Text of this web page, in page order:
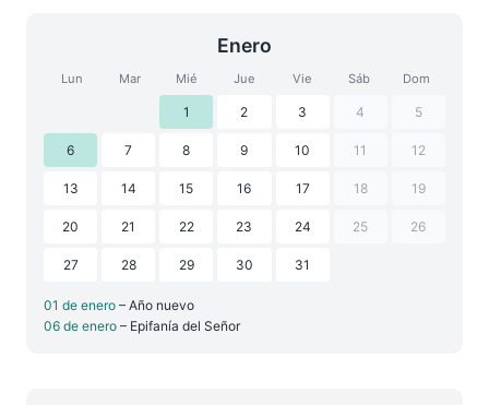
Enero
Lun Mar Mié Jue Vie Sáb Dom
1 2 3 4 5
6 7 8 9 10 11 12
13 14 15 16 17 18 19
20 21 22 23 24 25 26
27 28 29 30 31
01 de enero – Año nuevo
06 de enero – Epifanía del Señor